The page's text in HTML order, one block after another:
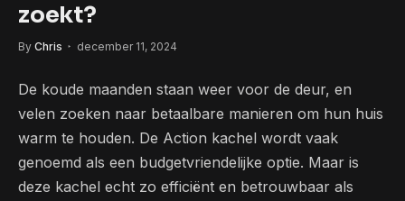
zoekt?
By Chris december 11, 2024
De koude maanden staan weer voor de deur, en
velen zoeken naar betaalbare manieren om hun huis
warm te houden. De Action kachel wordt vaak
genoemd als een budgetvriendelijke optie. Maar is
deze kachel echt zo efficiënt en betrouwbaar als